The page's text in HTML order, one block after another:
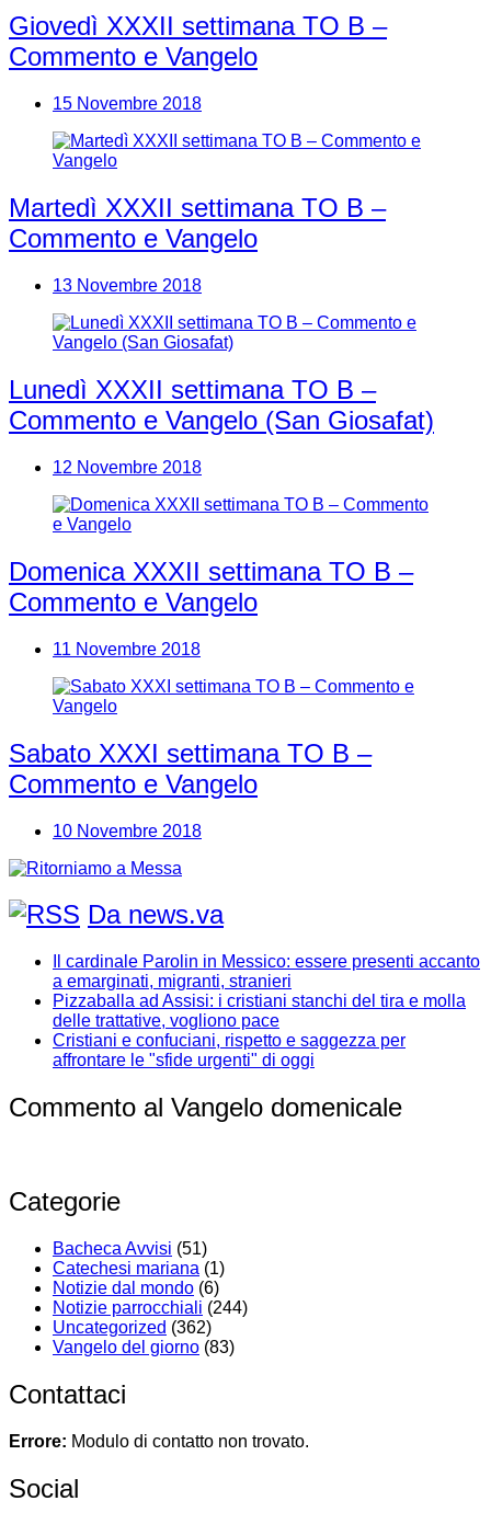
Giovedì XXXII settimana TO B –
Commento e Vangelo
15 Novembre 2018
Martedì XXXII settimana TO B –
Commento e Vangelo
13 Novembre 2018
Lunedì XXXII settimana TO B –
Commento e Vangelo (San Giosafat)
12 Novembre 2018
Domenica XXXII settimana TO B –
Commento e Vangelo
11 Novembre 2018
Sabato XXXI settimana TO B –
Commento e Vangelo
10 Novembre 2018
Da news.va
Il cardinale Parolin in Messico: essere presenti accanto
a emarginati, migranti, stranieri
Pizzaballa ad Assisi: i cristiani stanchi del tira e molla
delle trattative, vogliono pace
Cristiani e confuciani, rispetto e saggezza per
affrontare le "sfide urgenti" di oggi
Commento al Vangelo domenicale
Categorie
Bacheca Avvisi (51)
Catechesi mariana (1)
Notizie dal mondo (6)
Notizie parrocchiali (244)
Uncategorized (362)
Vangelo del giorno (83)
Contattaci
Errore: Modulo di contatto non trovato.
Social